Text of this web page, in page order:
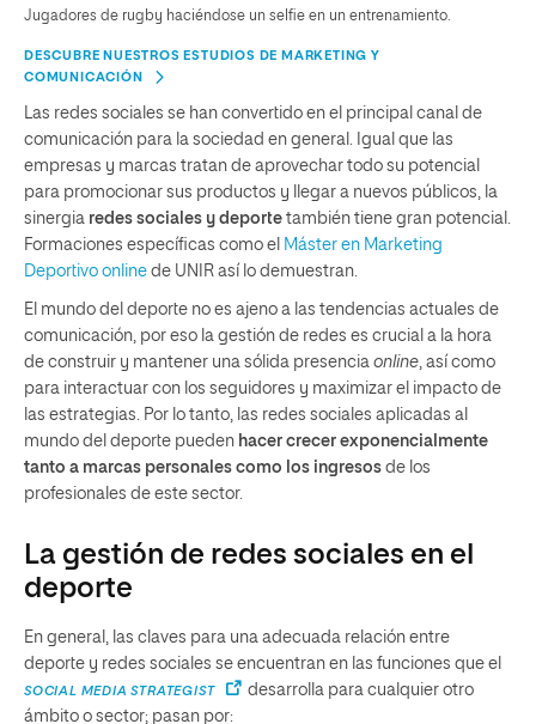
Jugadores de rugby haciéndose un selfie en un entrenamiento.
DESCUBRE NUESTROS ESTUDIOS DE MARKETING Y
COMUNICACIÓN
Las redes sociales se han convertido en el principal canal de
comunicación para la sociedad en general. Igual que las
empresas y marcas tratan de aprovechar todo su potencial
para promocionar sus productos y llegar a nuevos públicos, la
sinergia redes sociales y deporte también tiene gran potencial.
Formaciones específicas como el Máster en Marketing
Deportivo online de UNIR así lo demuestran.
El mundo del deporte no es ajeno a las tendencias actuales de
comunicación, por eso la gestión de redes es crucial a la hora
de construir y mantener una sólida presencia online , así como
para interactuar con los seguidores y maximizar el impacto de
las estrategias. Por lo tanto, las redes sociales aplicadas al
mundo del deporte pueden hacer crecer exponencialmente
tanto a marcas personales como los ingresos de los
profesionales de este sector.
La gestión de redes sociales en el
deporte
En general, las claves para una adecuada relación entre
deporte y redes sociales se encuentran en las funciones que el
SOCIAL MEDIA STRATEGIST
desarrolla para cualquier otro
ámbito o sector; pasan por: